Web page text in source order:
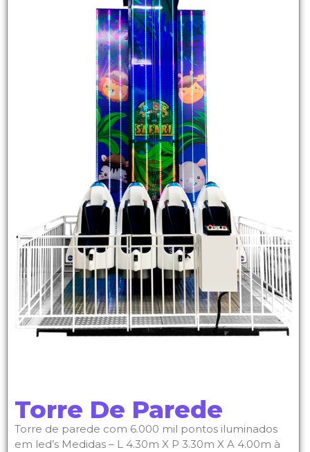
Torre De Parede
Torre de parede com 6.000 mil pontos iluminados
em led’s Medidas – L 4.30m X P 3.30m X A 4.00m à